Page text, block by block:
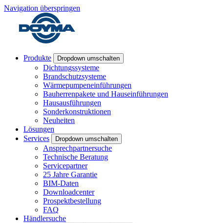
Navigation überspringen
Produkte Dropdown umschalten
Dichtungssysteme
Brandschutzsysteme
Wärmepumpeneinführungen
Bauherrenpakete und Hauseinführungen
Hausausführungen
Sonderkonstruktionen
Neuheiten
Lösungen
Services
Dropdown umschalten
Ansprechpartnersuche
Technische Beratung
Servicepartner
25 Jahre Garantie
BIM-Daten
Downloadcenter
Prospektbestellung
FAQ
Händlersuche